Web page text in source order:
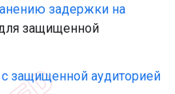
задержки на
защищенной
защищенной аудиторией